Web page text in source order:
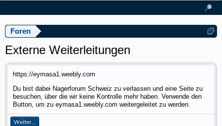
Foren
Externe Weiterleitungen
https://eymasa1.weebly.com
Du bist dabei Nagerforum Schweiz zu verlassen und eine Seite zu
besuchen, über die wir keine Kontrolle mehr haben. Verwende den
Button, um zu eymasa1.weebly.com weitergeleitet zu werden.
Weiter...